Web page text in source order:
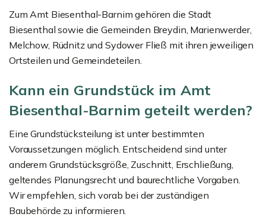
Zum Amt Biesenthal-Barnim gehören die Stadt
Biesenthal sowie die Gemeinden Breydin, Marienwerder,
Melchow, Rüdnitz und Sydower Fließ mit ihren jeweiligen
Ortsteilen und Gemeindeteilen.
Kann ein Grundstück im Amt
Biesenthal-Barnim geteilt werden?
Eine Grundstücksteilung ist unter bestimmten
Voraussetzungen möglich. Entscheidend sind unter
anderem Grundstücksgröße, Zuschnitt, Erschließung,
geltendes Planungsrecht und baurechtliche Vorgaben.
Wir empfehlen, sich vorab bei der zuständigen
Baubehörde zu informieren.